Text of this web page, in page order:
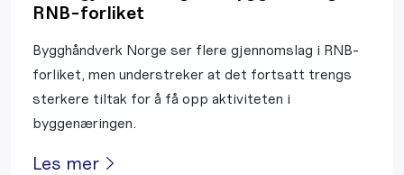
RNB-forliket
Bygghåndverk Norge ser flere gjennomslag i RNB-
forliket, men understreker at det fortsatt trengs
sterkere tiltak for å få opp aktiviteten i
byggenæringen.
Les mer